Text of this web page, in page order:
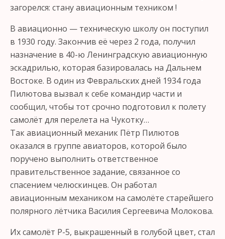
загорелся: стану авиационным техником !
В авиационно — техническую школу он поступил
в 1930 году. Закончив её через 2 года, получил
назначение в 40-ю Ленинградскую авиационную
эскадрилью, которая базировалась на Дальнем
Востоке. В один из Февральских дней 1934 года
Пилютова вызвал к себе командир части и
сообщил, чтобы тот срочно подготовил к полету
самолёт для перелета на Чукотку…
Так авиационный механик Пётр Пилютов
оказался в группе авиаторов, которой было
поручено выполнить ответственное
правительственное задание, связанное со
спасением челюскинцев. Он работал
авиационным механиком на самолёте старейшего
полярного лётчика Василия Сергеевича Молокова.
Их самолёт Р-5, выкрашенный в голубой цвет, стал